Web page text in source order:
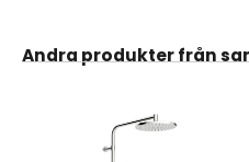
Andra produkter från